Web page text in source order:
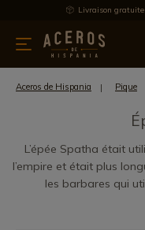
Livraison
de cuisine Offre
Aceros de Hispania Pique
L’épée Spatha était
l’empire et était plus
les barbares qui